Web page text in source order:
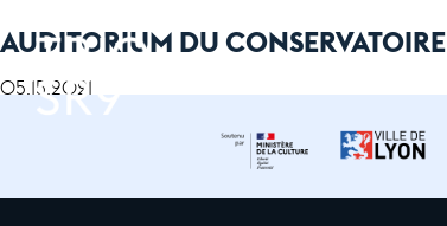
AUDITORIUM DU CONSERVATOIRE
05.15.2021